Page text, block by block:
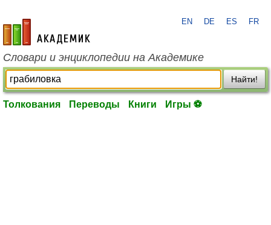
academic.ru
EN DE ES FR
Словари и энциклопедии на Академике
Найти!
Толкования Переводы Книги Игры ⚽